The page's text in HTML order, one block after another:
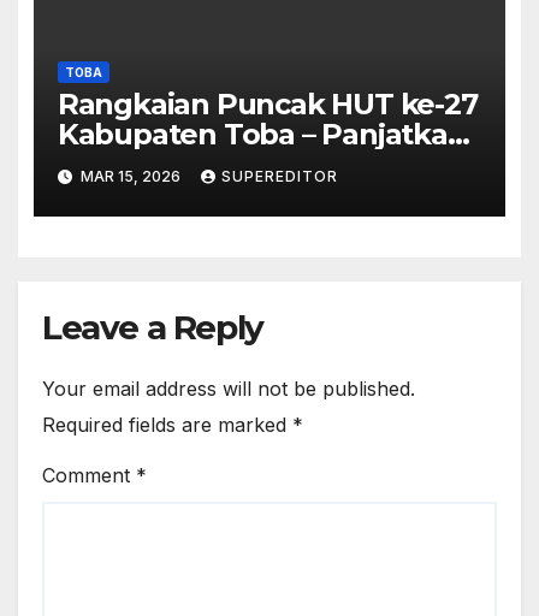
TOBA
Rangkaian Puncak HUT ke-27
Kabupaten Toba – Panjatkan
Doa Untuk Kesejahteraan
MAR 15, 2026 SUPEREDITOR
Leave a Reply
Your email address will not be published.
Required fields are marked *
Comment *